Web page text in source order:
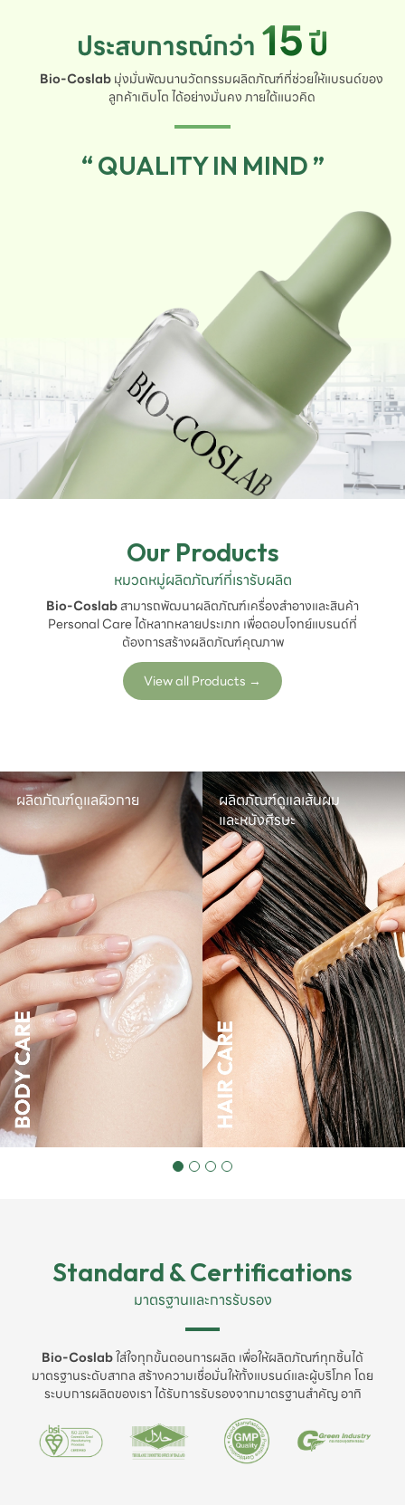
ประสบการณ์กว่า 15ปี
Bio-Coslabมุ่งมั่นพัฒนานวัตกรรมผลิตภัณฑ์ที่ช่วยให้แบรนด์ของ
ลูกค้าเติบโต ได้อย่างมั่นคง ภายใต้แนวคิด
“ QUALITY IN MIND ”
Our Products
หมวดหมู่ผลิตภัณฑ์ที่เรารับผลิต
Bio-Coslabสามารถพัฒนาผลิตภัณฑ์เครื่องสำอางและสินค้า
Personal Care ได้หลากหลายประเภท เพื่อตอบโจทย์แบรนด์ที่
ต้องการสร้างผลิตภัณฑ์คุณภาพ
View all Products →
ผลิตภัณฑ์ดูแลผิวกาย
ผลิตภัณฑ์ดูแลเส้นผม
และหนังศีรษะ
Standard & Certifications
มาตรฐานและการรับรอง
Bio-Coslabใส่ใจทุกขั้นตอนการผลิต เพื่อให้ผลิตภัณฑ์ทุกชิ้นได้
มาตรฐานระดับสากล สร้างความเชื่อมั่นให้ทั้งแบรนด์และผู้บริโภค โดย
ระบบการผลิตของเรา ได้รับการรับรองจากมาตรฐานสำคัญ อาทิ